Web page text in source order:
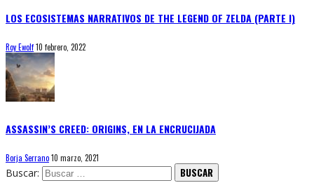
LOS ECOSISTEMAS NARRATIVOS DE THE LEGEND OF ZELDA (PARTE I)
Roy Ewolf10 febrero, 2022
ASSASSIN’S CREED: ORIGINS, EN LA ENCRUCIJADA
Borja Serrano10 marzo, 2021
Buscar: